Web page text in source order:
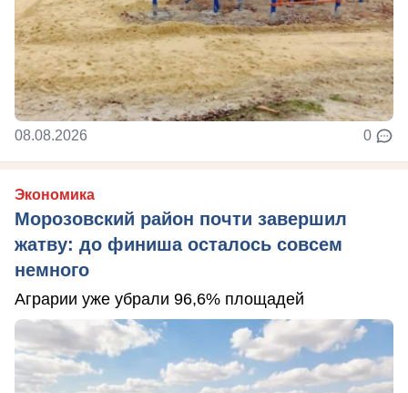
08.08.2026 0
Экономика
Морозовский район почти завершил
жатву: до финиша осталось совсем
немного
Аграрии уже убрали 96,6% площадей